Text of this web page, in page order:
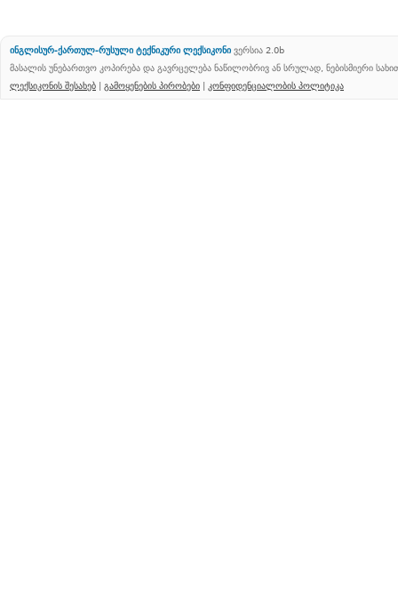
ინგლისურ-ქართულ-რუსული ტექნიკური ლექსიკონი ვერსია 2.0b
მასალის უნებართვო კოპირება და გავრცელება ნაწილობრივ ან სრულად, ნებისმიერი
ლექსიკონის შესახებ | გამოყენების პირობები | კონფიდენციალობის პოლიტიკა